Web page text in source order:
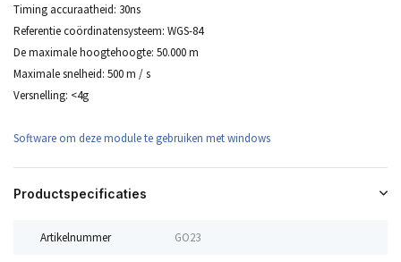
Timing accuraatheid: 30ns
Referentie coördinatensysteem: WGS-84
De maximale hoogtehoogte: 50.000 m
Maximale snelheid: 500 m / s
Versnelling: <4g
Software om deze module te gebruiken met windows
Productspecificaties
Artikelnummer GO23